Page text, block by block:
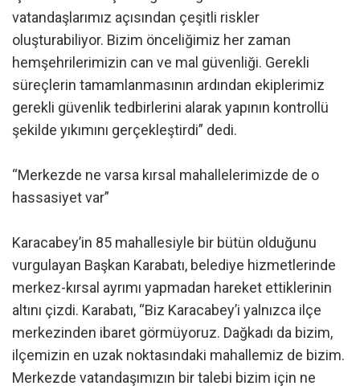
vatandaşlarımız açısından çeşitli riskler
oluşturabiliyor. Bizim önceliğimiz her zaman
hemşehrilerimizin can ve mal güvenliği. Gerekli
süreçlerin tamamlanmasının ardından ekiplerimiz
gerekli güvenlik tedbirlerini alarak yapının kontrollü
şekilde yıkımını gerçekleştirdi” dedi.
“Merkezde ne varsa kırsal mahallelerimizde de o
hassasiyet var”
Karacabey’in 85 mahallesiyle bir bütün olduğunu
vurgulayan Başkan Karabatı, belediye hizmetlerinde
merkez-kırsal ayrımı yapmadan hareket ettiklerinin
altını çizdi. Karabatı, “Biz Karacabey’i yalnızca ilçe
merkezinden ibaret görmüyoruz. Dağkadı da bizim,
ilçemizin en uzak noktasındaki mahallemiz de bizim.
Merkezde vatandaşımızın bir talebi bizim için ne